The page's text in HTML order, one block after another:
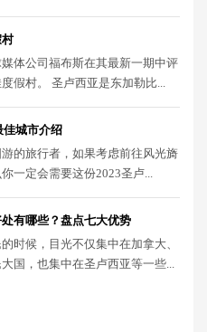
体公司福布斯在其最新一期中评
假村。 圣卢西亚是东加勒比...
佳城市介绍
的旅行者，如果考虑前往风光旖
一定会需要这份2023圣卢...
有哪些？盘点七大优势
时候，目光不仅集中在加拿大、
国，也集中在圣卢西亚等一些...